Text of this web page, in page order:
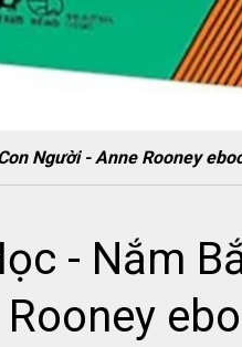
Người - Anne Rooney
- Nắm